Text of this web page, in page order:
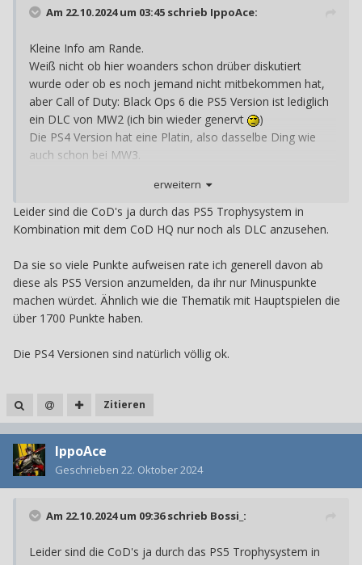
Am 22.10.2024 um 03:45 schrieb IppoAce:
Kleine Info am Rande.
Weiß nicht ob hier woanders schon drüber diskutiert
wurde oder ob es noch jemand nicht mitbekommen hat,
aber Call of Duty: Black Ops 6 die PS5 Version ist lediglich
ein DLC von MW2 (ich bin wieder genervt
)
Die PS4 Version hat eine Platin, also dasselbe Ding wie
auch schon bei MW3.
Falls das jemand hier anmelden will, dass derjenige darauf
dann achtet PS5 Version als DLC bzw. PS4 Version als
Neues Spiel anzumelden.
erweitern
Leider sind die CoD's ja durch das PS5 Trophysystem in
Kombination mit dem CoD HQ nur noch als DLC anzusehen.
Da sie so viele Punkte aufweisen rate ich generell davon ab
diese als PS5 Version anzumelden, da ihr nur Minuspunkte
machen würdet. Ähnlich wie die Thematik mit Hauptspielen die
über 1700 Punkte haben.
Die PS4 Versionen sind natürlich völlig ok.
Zitieren
IppoAce
Geschrieben 22. Oktober 2024
Am 22.10.2024 um 09:36 schrieb Bossi_ :
Leider sind die CoD's ja durch das PS5 Trophysystem in